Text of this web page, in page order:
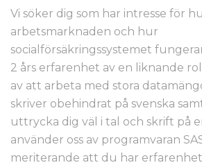
Vi söker dig som har intresse för
arbetsmarknaden och hur
socialförsäkringssystemet
2 års erfarenhet av en liknande
av att arbeta med stora
skriver obehindrat på svenska
uttrycka dig väl i tal och skrift på
använder oss av programvaran
meriterande att du har